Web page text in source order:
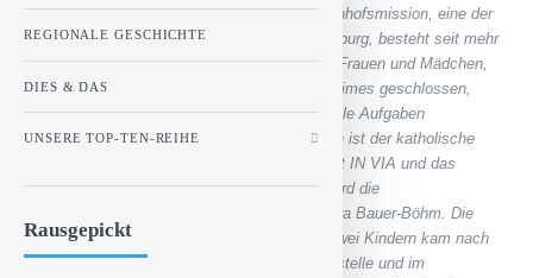
Bahnhofsmission in Aschaffenburg: Die Bahnhofsmission, eine der
ältesten sozialen Einrichtungen in Aschaffenburg, besteht seit mehr
als 100 Jahren. Anfangs als Anlaufstelle für Frauen und Mädchen,
und während des nationalsozialistischen Regimes geschlossen,
sind ab den 1960er Jahren immer mehr soziale Aufgaben
dazugekommen. Träger der Bahnhofsmission ist der katholische
Verband für Mädchen- und Frauensozialarbeit IN VIA und das
Diakonische Werk Untermain e.V. Geleitet wird die
Bahnhofsmission seit zwei Jahren von Sandra Bauer-Böhm. Die
48jährige Diplomsoziologin und Mutter von zwei Kindern kam nach
langjähriger Tätigkeit in einer Fachberatungsstelle und im
REGIONALE GESCHICHTE
DIES & DAS
UNSERE TOP-TEN-REIHE
Rausgepickt